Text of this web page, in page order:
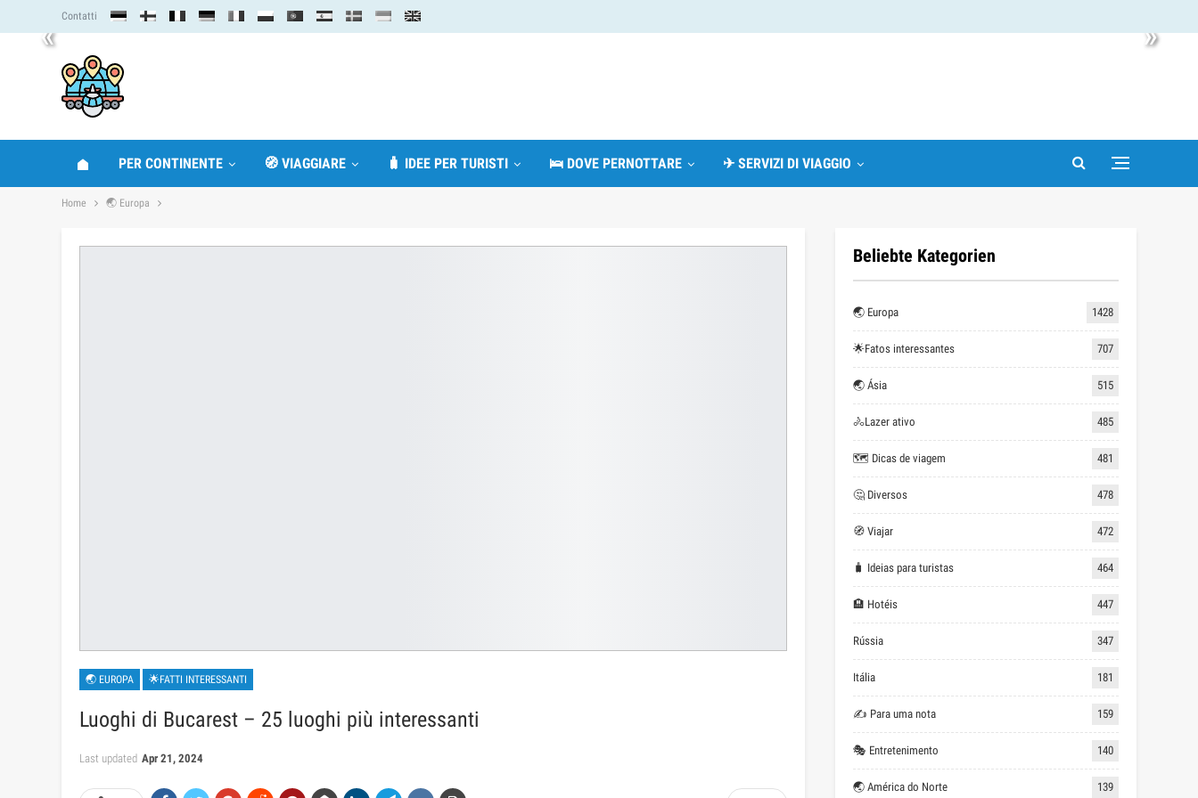
« »
Contatti
PER CONTINENTE 🧭 VIAGGIARE 🧳 IDEE PER TURISTI 🛌 DOVE PERNOTTARE ✈ SERVIZI DI VIAGGIO
Home 🌏 Europa
🌏 EUROPA 🌟FATTI INTERESSANTI
Luoghi di Bucarest – 25 luoghi più interessanti
Last updated Apr 21, 2024
Beliebte Kategorien
🌏 Europa 1428
🌟Fatos interessantes 707
🌏 Ásia 515
🚴Lazer ativo 485
🗺 Dicas de viagem 481
🤔 Diversos 478
🧭 Viajar 472
🧳 Ideias para turistas 464
🏨 Hotéis 447
Rússia 347
Itália 181
✍ Para uma nota 159
🎭 Entretenimento 140
🌏 América do Norte 139